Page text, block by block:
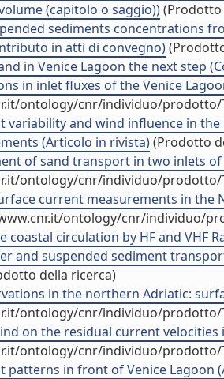
(capitolo o saggio))(Prodotto
sediments concentrations
in atti di convegno)
in Venice Lagoon the next step
in inlet fluxes of the Venice
ontology/cnr/individuo/prodotto/
variability and wind influence in
(Articolo in rivista)(Prodotto
of sand transport in two inlets
ontology/cnr/individuo/prodotto/
current measurements in the
ontology/cnr/individuo/
coastal circulation by HF and VHF
and suspended sediment
della ricerca)
in the northern Adriatic:
ontology/cnr/individuo/prodotto/
on the residual current
ontology/cnr/individuo/prodotto/
patterns in front of Venice Lagoon